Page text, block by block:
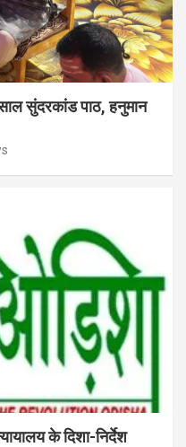
सुंदरकांड पाठ, हनुमान
के दिशा-निर्देश